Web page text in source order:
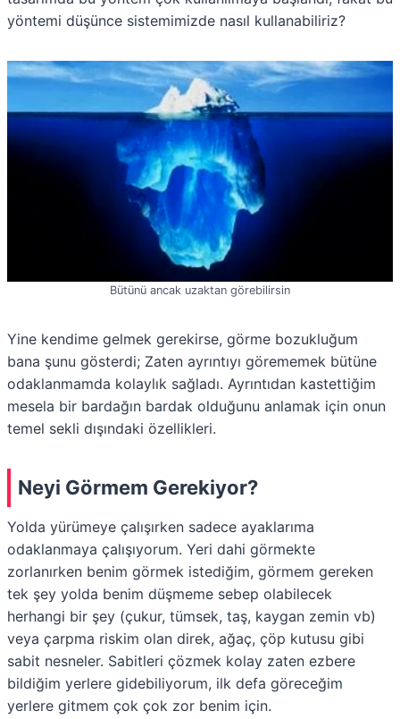
yöntemi düşünce sistemimizde nasıl kullanabiliriz?
Bütünü ancak uzaktan görebilirsin
Yine kendime gelmek gerekirse, görme bozukluğum
bana şunu gösterdi; Zaten ayrıntıyı görememek bütüne
odaklanmamda kolaylık sağladı. Ayrıntıdan kastettiğim
mesela bir bardağın bardak olduğunu anlamak için onun
temel sekli dışındaki özellikleri.
Neyi Görmem Gerekiyor?
Yolda yürümeye çalışırken sadece ayaklarıma
odaklanmaya çalışıyorum. Yeri dahi görmekte
zorlanırken benim görmek istediğim, görmem gereken
tek şey yolda benim düşmeme sebep olabilecek
herhangi bir şey (çukur, tümsek, taş, kaygan zemin vb)
veya çarpma riskim olan direk, ağaç, çöp kutusu gibi
sabit nesneler. Sabitleri çözmek kolay zaten ezbere
bildiğim yerlere gidebiliyorum, ilk defa göreceğim
yerlere gitmem çok çok zor benim için.